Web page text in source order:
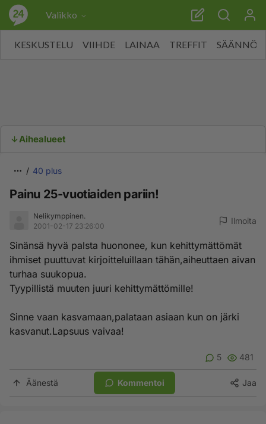
Valikko
KESKUSTELU VIIHDE LAINAA TREFFIT SÄÄNNÖT
Aihealueet
40 plus
Painu 25-vuotiaiden pariin!
Nelikymppinen.
2001-02-17 23:26:00
Ilmoita
Sinänsä hyvä palsta huononee, kun kehittymättömät
ihmiset puuttuvat kirjoitteluillaan tähän,aiheuttaen aivan
turhaa suukopua.
Tyypillistä muuten juuri kehittymättömille!
Sinne vaan kasvamaan,palataan asiaan kun on järki
kasvanut.Lapsuus vaivaa!
5 481
Äänestä Kommentoi Jaa